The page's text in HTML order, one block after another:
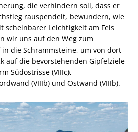
die verhindern soll, dass er
rauspendelt, bewundern, wie
scheinbarer Leichtigkeit am Fels
wir uns auf den Weg zum
die Schrammsteine, um von dort
auf die bevorstehenden Gipfelziele
Südostrisse (VIIIc),
(VIIIb) und Ostwand (VIIIb).